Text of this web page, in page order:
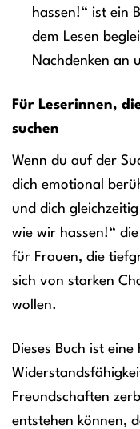
hassen!“ ist ein
dem Lesen
Nachdenken an
Für Leserinnen,
suchen
Wenn du auf der
dich emotional
und dich
wie wir hassen!“
für Frauen, die
sich von starken
wollen.
Dieses Buch ist
Freundschaften
entstehen können,